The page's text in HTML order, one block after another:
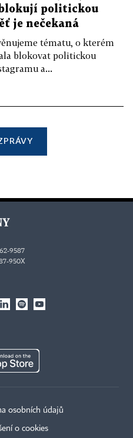
politickou
je nečekaná
tématu, o kterém
blokovat politickou
a...
9587
950X
osobních údajů
o cookies